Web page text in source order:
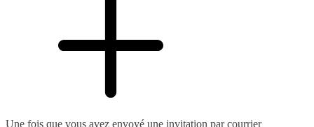
Une fois que vous avez envoyé une invitation par courrier